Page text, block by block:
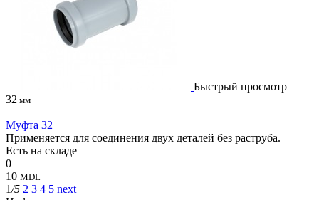
Быстрый просмотр
32 мм
Муфта 32
Применяется для соединения двух деталей без раструба.
Есть на складе
0
10 MDL
1/5 2 3 4 5 next